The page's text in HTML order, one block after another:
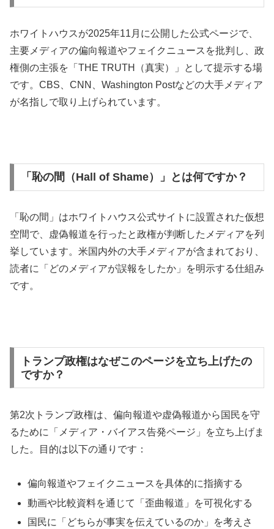
ホワイトハウスが2025年11月に公開した公式ページで、
主要メディアの偏向報道やフェイクニュースを批判し、政
権側の主張を「THE TRUTH（真実）」として提示する場
です。CBS、CNN、Washington Postなどの大手メディア
が名指しで取り上げられています。
「恥の間（Hall of Shame）」とは何ですか？
「恥の間」はホワイトハウス公式サイトに設置された仮想
空間で、虚偽報道を行ったと政権が判断したメディアを列
挙しています。米国内外の大手メディアが含まれており、
読者に「どのメディアが誤報をしたか」を明示する仕組み
です。
トランプ政権はなぜこのページを立ち上げたの
ですか？
第2次トランプ政権は、偏向報道や虚偽報道から国民を守
るために「メディア・バイアス告発ページ」を立ち上げま
した。目的は以下の通りです：
偏向報道やフェイクニュースを具体的に指摘する
動画や比較資料を通じて「歪曲報道」を可視化する
国民に「どちらが事実を伝えているのか」を考えさ